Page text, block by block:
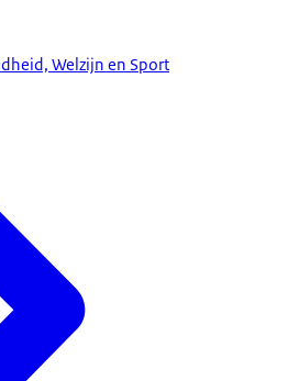
Welzijn en Sport